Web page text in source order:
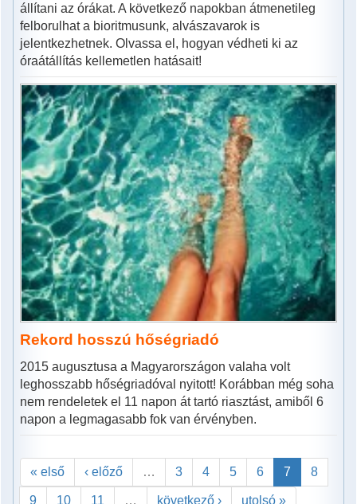
állítani az órákat. A következő napokban átmenetileg
felborulhat a bioritmusunk, alvászavarok is
jelentkezhetnek. Olvassa el, hogyan védheti ki az
óraátállítás kellemetlen hatásait!
Rekord hosszú hőségriadó
2015 augusztusa a Magyarországon valaha volt
leghosszabb hőségriadóval nyitott! Korábban még soha
nem rendeletek el 11 napon át tartó riasztást, amiből 6
napon a legmagasabb fok van érvényben.
« első ‹ előző … 3 4 5 6 7 8
9 10 11 … következő › utolsó »